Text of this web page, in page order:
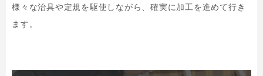
様々な治具や定規を駆使しながら、確実に加工を進めて行き
ます。